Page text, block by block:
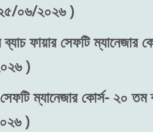
০৬/২০২৬ )
ফায়ার সেফটি ম্যানেজার
)
ম্যানেজার কোর্স- ২০ তম
)